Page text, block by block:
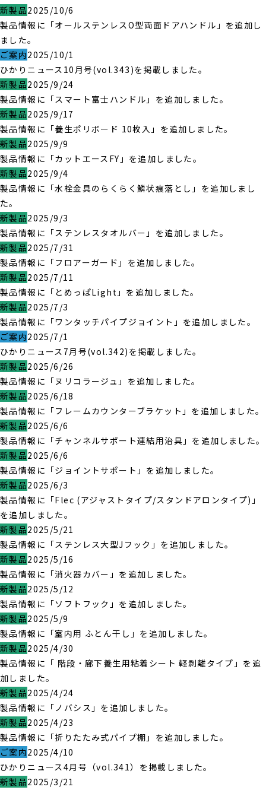
新製品2025/10/6
製品情報に「オールステンレスO型両面ドアハンドル」を追加し
ました。
ご案内2025/10/1
ひかりニュース10月号(vol.343)を掲載しました。
新製品2025/9/24
製品情報に「スマート富士ハンドル」を追加しました。
新製品2025/9/17
製品情報に「養生ポリボード 10枚入」を追加しました。
新製品2025/9/9
製品情報に「カットエースFY」を追加しました。
新製品2025/9/4
製品情報に「水栓金具のらくらく鱗状痕落とし」を追加しまし
た。
新製品2025/9/3
製品情報に「ステンレスタオルバー」を追加しました。
新製品2025/7/31
製品情報に「フロアーガード」を追加しました。
新製品2025/7/11
製品情報に「とめっぱLight」を追加しました。
新製品2025/7/3
製品情報に「ワンタッチパイプジョイント」を追加しました。
ご案内2025/7/1
ひかりニュース7月号(vol.342)を掲載しました。
新製品2025/6/26
製品情報に「ヌリコラージュ」を追加しました。
新製品2025/6/18
製品情報に「フレームカウンターブラケット」を追加しました。
新製品2025/6/6
製品情報に「チャンネルサポート連結用治具」を追加しました。
新製品2025/6/6
製品情報に「ジョイントサポート」を追加しました。
新製品2025/6/3
製品情報に「Flec (アジャストタイプ/スタンドアロンタイプ)」
を追加しました。
新製品2025/5/21
製品情報に「ステンレス大型Jフック」を追加しました。
新製品2025/5/16
製品情報に「消火器カバー」を追加しました。
新製品2025/5/12
製品情報に「ソフトフック」を追加しました。
新製品2025/5/9
製品情報に「室内用 ふとん干し」を追加しました。
新製品2025/4/30
製品情報に「 階段・廊下養生用粘着シート 軽剥離タイプ」を追
加しました。
新製品2025/4/24
製品情報に「ノバシス」を追加しました。
新製品2025/4/23
製品情報に「折りたたみ式パイプ棚」を追加しました。
ご案内2025/4/10
ひかりニュース4月号（vol.341）を掲載しました。
新製品2025/3/21